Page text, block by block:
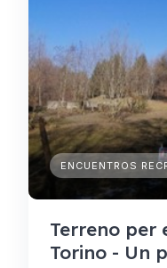
ENCUENTROS
Terreno per
Torino - Un